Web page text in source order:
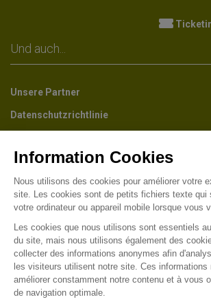
Und auch...
Unsere Partner
Datenschutzrichtlinie
Erhalten Sie etwa einmal im Monat alle
in der Vorschau, Informationen über das
Gärten und der Industriekultur von
Version)
Finden uns auch auf :